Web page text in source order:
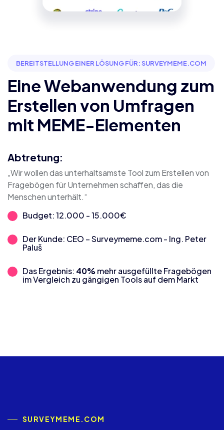
BEREITSTELLUNG EINER LÖSUNG FÜR: SURVEYMEME.COM
Eine Webanwendung zum
Erstellen von Umfragen
mit MEME-Elementen
Abtretung:
„Wir wollen das unterhaltsamste Tool zum Erstellen von
Fragebögen für Unternehmen schaffen, das die
Menschen unterhält.“
Budget: 12.000 - 15.000€
Der Kunde: CEO – Surveymeme.com - Ing. Peter
Paluš
Das Ergebnis: 40% mehr ausgefüllte Fragebögen
im Vergleich zu gängigen Tools auf dem Markt
SURVEYMEME.COM